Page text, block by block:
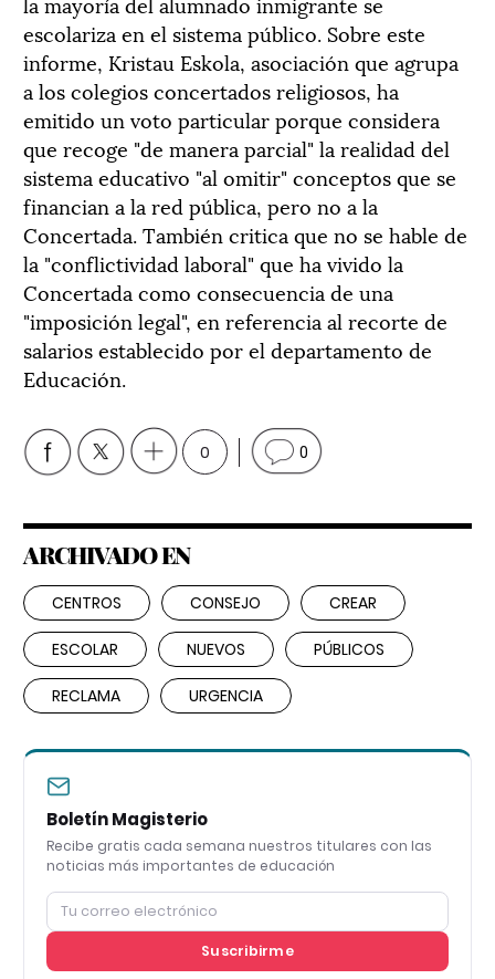
escolariza en el sistema público. Sobre este
informe, Kristau Eskola, asociación que agrupa
a los colegios concertados religiosos, ha
emitido un voto particular porque considera
que recoge "de manera parcial" la realidad del
sistema educativo "al omitir" conceptos que se
financian a la red pública, pero no a la
Concertada. También critica que no se hable de
la "conflictividad laboral" que ha vivido la
Concertada como consecuencia de una
"imposición legal", en referencia al recorte de
salarios establecido por el departamento de
Educación.
0 0
ARCHIVADO EN
CENTROS CONSEJO CREAR
ESCOLAR NUEVOS PÚBLICOS
RECLAMA URGENCIA
Boletín Magisterio
Recibe gratis cada semana nuestros titulares con las
noticias más importantes de educación
Suscribirme